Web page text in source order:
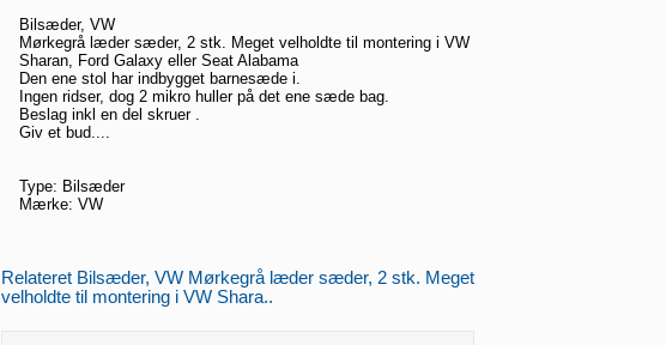
Bilsæder, VW
Mørkegrå læder sæder, 2 stk. Meget velholdte til montering i VW
Sharan, Ford Galaxy eller Seat Alabama
Den ene stol har indbygget barnesæde i.
Ingen ridser, dog 2 mikro huller på det ene sæde bag.
Beslag inkl en del skruer .
Giv et bud....
Type: Bilsæder
Mærke: VW
Relateret Bilsæder, VW Mørkegrå læder sæder, 2 stk. Meget
velholdte til montering i VW Shara..